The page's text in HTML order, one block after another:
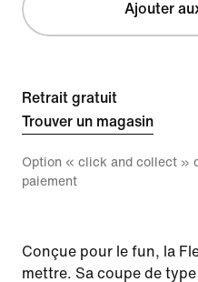
Ajouter
Retrait gratuit
Trouver un magasin
Option « click and collect »
paiement
Conçue pour le fun, la
mettre. Sa coupe de